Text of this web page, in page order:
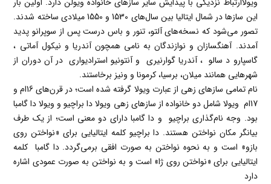
اين سازها در شمال ايتاليا بين سال‌هاي 1530 و 1550 میلادی ساخته شدند.
تصور مي‌شود كه نسخه‌هاي آلتو، تنور و باس درست پس از سوپرانو پديد
آمدند. آهنگسازان و نوازندگان به نامي همچون آندريا و نيكول آماتي ،
گاسپارو د سالو ، آندريا گوارنيري و آنتونيو استراديواري در آن دوران از
شهرهايي همانند ميلان، برسيا، كرمونا و ونيز برخاستند.
نام تمامي سازهاي زهي از عبارت ويولا گرفته شده است؛ در قرن‌هاي 16ام و
17ام ويولا شامل دو خانواده از سازهاي زهي ويولا دا براچيو
و ويولا دا گامبا
بود. وجه نام‌گذاري براچيو و دا گامبا داراي دو معني است؛ از يك طرف
بيانگر مكان نواختن هستند. دا براچيو كلمه ايتاليايي براي «نواختن روي
بازو» است و به نحوه نواختن به صورت افقي برمي‌گردد. دا گامبا كلمه
ايتاليايي براي «نواختن روي ژا» است و به نواختن به صورت عمودي اشاره
دارد